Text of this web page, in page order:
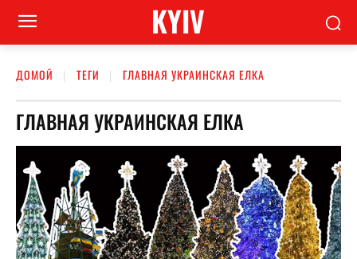
KYIV
ДОМОЙ ТЕГИ ГЛАВНАЯ УКРАИНСКАЯ ЕЛКА
ГЛАВНАЯ УКРАИНСКАЯ ЕЛКА